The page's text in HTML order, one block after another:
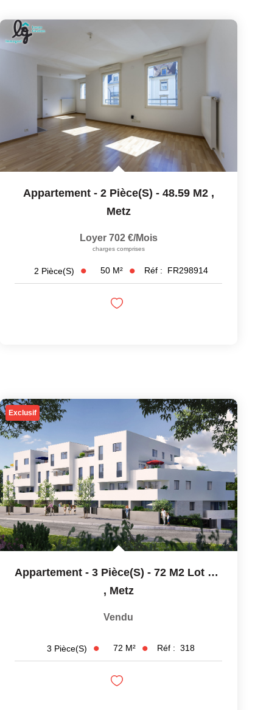
Appartement - 2 Pièce(s) - 48.59 M2 ,
Metz
Loyer 702 €/mois
charges comprises
2 Pièce(s) 50 M² Réf : FR298914
Exclusif
Appartement - 3 Pièce(s) - 72 M2 Lot 304
, Metz
Vendu
3 Pièce(s) 72 M² Réf : 318